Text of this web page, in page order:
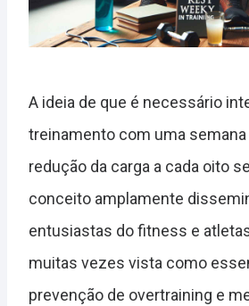
A ideia de que é necessário
treinamento com uma
redução da carga a cada oito
conceito amplamente
entusiastas do fitness e
muitas vezes vista como
prevenção de overtraining e